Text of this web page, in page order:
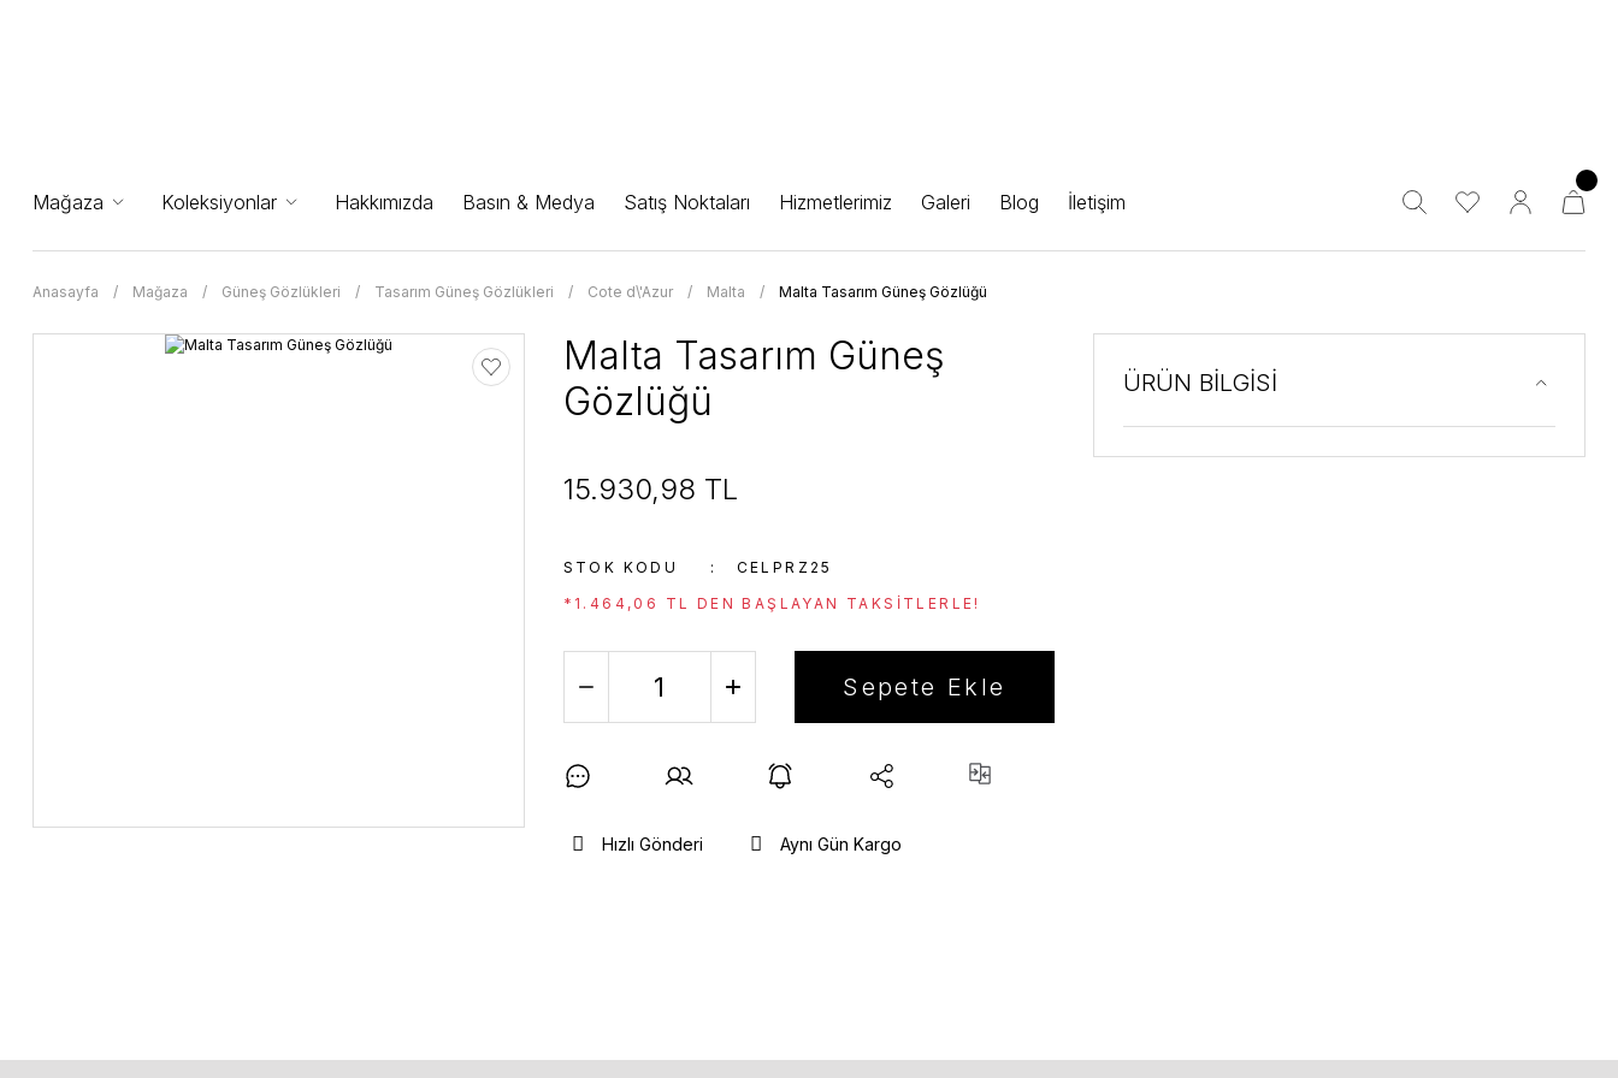
Mağaza Koleksiyonlar Hakkımızda Basın & Medya Satış Noktaları Hizmetlerimiz Galeri Blog İletişim
Anasayfa Mağaza Güneş Gözlükleri Tasarım Güneş Gözlükleri Cote d\'Azur Malta Malta Tasarım Güneş Gözlüğü
Malta Tasarım Güneş
Gözlüğü
15.930,98 TL
STOK KODU
CELPRZ25
*1.464,06 TL DEN BAŞLAYAN TAKSITLERLE!
Sepete Ekle
Hızlı Gönderi Aynı Gün Kargo
ÜRÜN BİLGİSİ